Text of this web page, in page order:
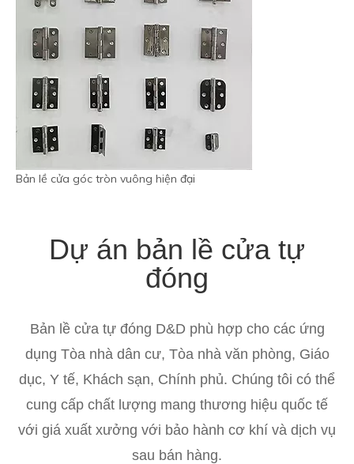
Bản lề cửa góc tròn vuông hiện đại
Dự án bản lề cửa tự
đóng
Bản lề cửa tự đóng D&D phù hợp cho các ứng
dụng Tòa nhà dân cư, Tòa nhà văn phòng, Giáo
dục, Y tế, Khách sạn, Chính phủ. Chúng tôi có thể
cung cấp chất lượng mang thương hiệu quốc tế
với giá xuất xưởng với bảo hành cơ khí và dịch vụ
sau bán hàng.